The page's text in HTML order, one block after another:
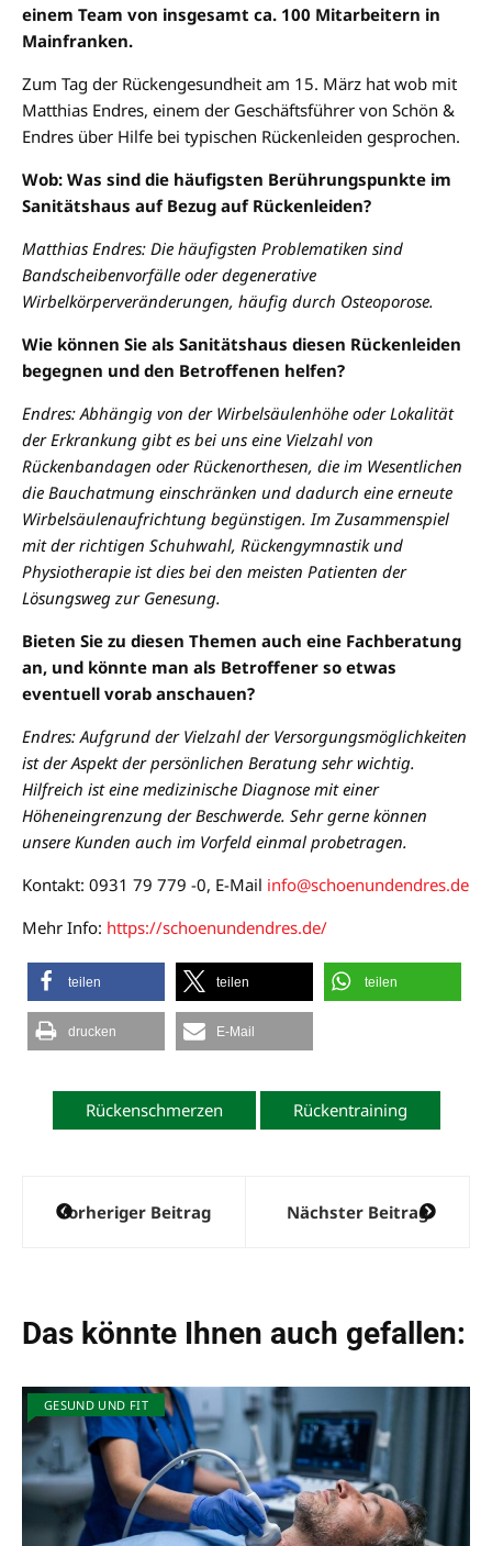
einem Team von insgesamt ca. 100 Mitarbeitern in
Mainfranken.
Zum Tag der Rückengesundheit am 15. März hat wob mit
Matthias Endres, einem der Geschäftsführer von Schön &
Endres über Hilfe bei typischen Rückenleiden gesprochen.
Wob: Was sind die häufigsten Berührungspunkte im
Sanitätshaus auf Bezug auf Rückenleiden?
Matthias Endres: Die häufigsten Problematiken sind
Bandscheibenvorfälle oder degenerative
Wirbelkörperveränderungen, häufig durch Osteoporose.
Wie können Sie als Sanitätshaus diesen Rückenleiden
begegnen und den Betroffenen helfen?
Endres: Abhängig von der Wirbelsäulenhöhe oder Lokalität
der Erkrankung gibt es bei uns eine Vielzahl von
Rückenbandagen oder Rückenorthesen, die im Wesentlichen
die Bauchatmung einschränken und dadurch eine erneute
Wirbelsäulenaufrichtung begünstigen. Im Zusammenspiel
mit der richtigen Schuhwahl, Rückengymnastik und
Physiotherapie ist dies bei den meisten Patienten der
Lösungsweg zur Genesung.
Bieten Sie zu diesen Themen auch eine Fachberatung
an, und könnte man als Betroffener so etwas
eventuell vorab anschauen?
Endres: Aufgrund der Vielzahl der Versorgungsmöglichkeiten
ist der Aspekt der persönlichen Beratung sehr wichtig.
Hilfreich ist eine medizinische Diagnose mit einer
Höheneingrenzung der Beschwerde. Sehr gerne können
unsere Kunden auch im Vorfeld einmal probetragen.
Kontakt: 0931 79 779 -0, E-Mail info@schoenundendres.de
Mehr Info: https://schoenundendres.de/
teilen teilen teilen
drucken E-Mail
Rückenschmerzen Rückentraining
Beitragsnavigation
Vorheriger Beitrag Nächster Beitrag
Das könnte Ihnen auch gefallen:
GESUND UND FIT